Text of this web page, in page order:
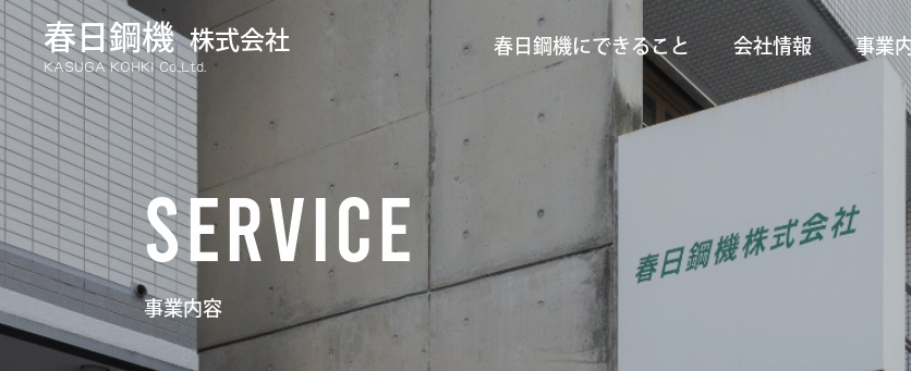
春日鋼機 株式会社
KASUGA KOHKI Co.,Ltd.
春日鋼機にできること 会社情報 事業
SERVICE
事業内容